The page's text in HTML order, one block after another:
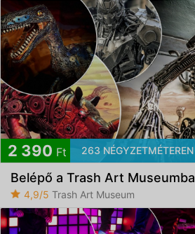
2 390 Ft 263 NÉGYZETMÉTEREN
Belépő a Trash Art Museumba
4,9/5 Trash Art Museum